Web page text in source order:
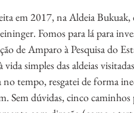
em 2017, na Aldeia Bukuak,
Fomos para lá para
de Amparo à Pesquisa do
vida simples das aldeias
no tempo, resgatei de forma
Sem dúvidas, cinco